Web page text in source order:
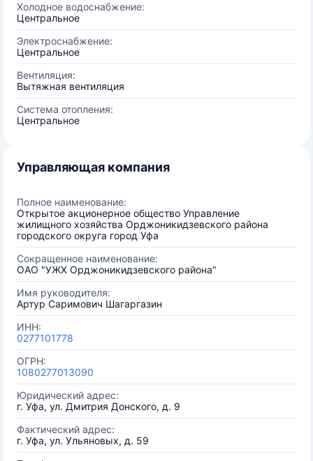
Холодное водоснабжение:
Центральное
Электроснабжение:
Центральное
Вентиляция:
Вытяжная вентиляция
Система отопления:
Центральное
Управляющая компания
Полное наименование:
Открытое акционерное общество Управление
жилищного хозяйства Орджоникидзевского района
городского округа город Уфа
Сокращенное наименование:
ОАО "УЖХ Орджоникидзевского района"
Имя руководителя:
Артур Саримович Шагаргазин
ИНН:
0277101778
ОГРН:
1080277013090
Юридический адрес:
г. Уфа, ул. Дмитрия Донского, д. 9
Фактический адрес:
г. Уфа, ул. Ульяновых, д. 59